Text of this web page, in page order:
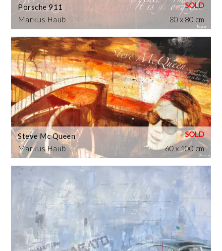
Markus Haub
Porsche 911
80 x 80 cm
Markus Haub
Steve Mc Queen
60 x 100 cm